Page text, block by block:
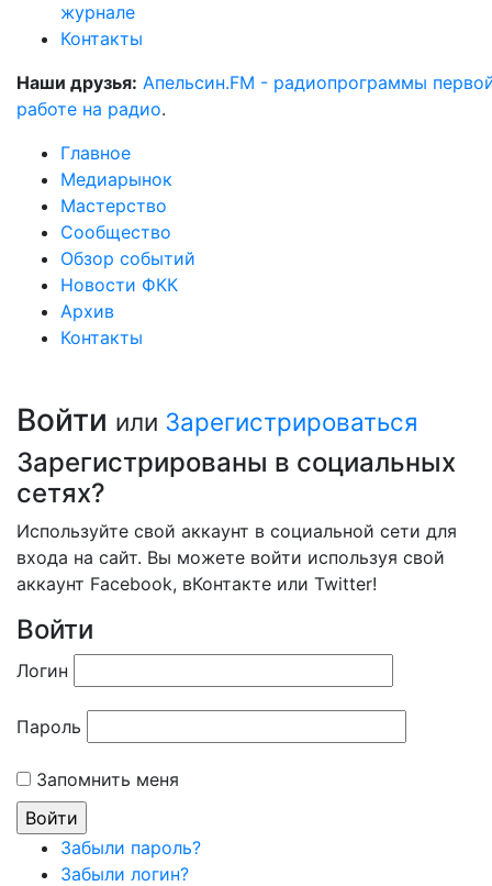
журнале
Контакты
Наши друзья: Апельсин.FM - радиопрограммы
работе на радио.
Главное
Медиарынок
Мастерство
Сообщество
Обзор событий
Новости ФКК
Архив
Контакты
Войти или Зарегистрироваться
Зарегистрированы в социальных
сетях?
Используйте свой аккаунт в социальной сети для
входа на сайт. Вы можете войти используя свой
аккаунт Facebook, вКонтакте или Twitter!
Войти
Логин
Пароль
Запомнить меня
Забыли пароль?
Забыли логин?